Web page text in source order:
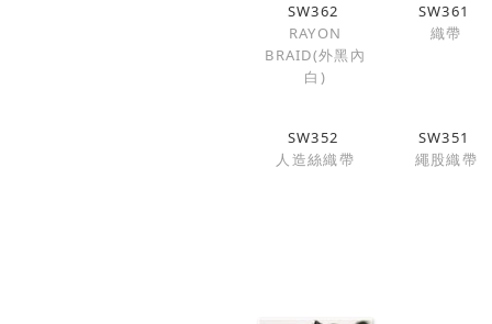
SW362
RAYON
BRAID(外黑內
白)
SW361
織帶
SW352
人造絲織帶
SW351
繩股織帶